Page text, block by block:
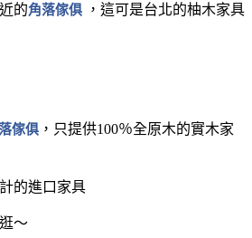
的角落傢俱 ，這可是台北的柚木家具
傢俱 ，只提供100％全原木的實木家
的進口家具
～